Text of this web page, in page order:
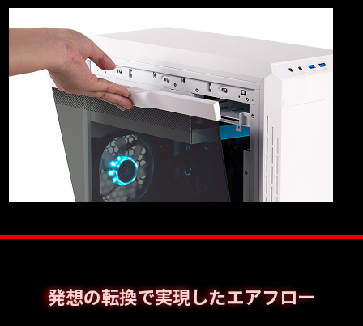
発想の転換で実現したエアフロー